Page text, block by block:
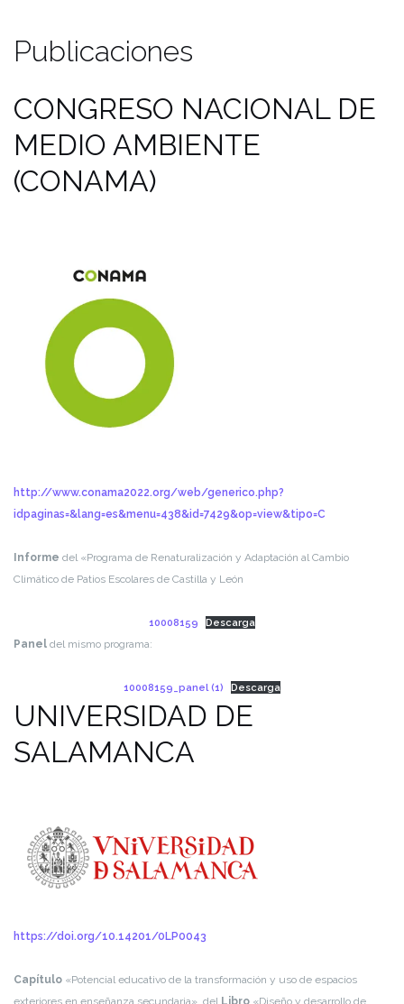
Publicaciones
CONGRESO NACIONAL DE
MEDIO AMBIENTE
(CONAMA)
http://www.conama2022.org/web/generico.php?
idpaginas=&lang=es&menu=438&id=7429&op=view&tipo=C
Informe del «Programa de Renaturalización y Adaptación al Cambio
Climático de Patios Escolares de Castilla y León
10008159
Descarga
Panel del mismo programa:
10008159_panel (1) Descarga
UNIVERSIDAD DE
SALAMANCA
https://doi.org/10.14201/0LP0043
Capítulo «Potencial educativo de la transformación y uso de espacios